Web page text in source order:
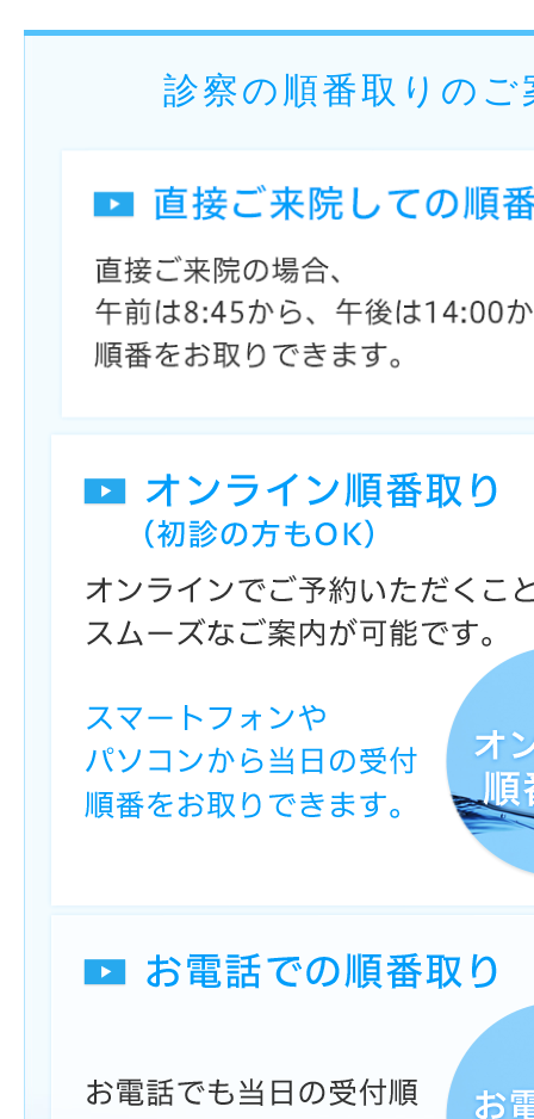
診察の順番取りのご